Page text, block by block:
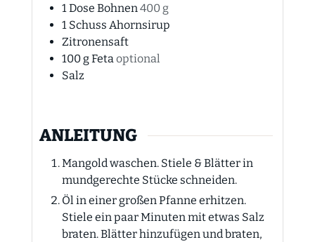
1 Dose Bohnen 400 g
1 Schuss Ahornsirup
Zitronensaft
100gFeta optional
Salz
ANLEITUNG
Mangold waschen. Stiele & Blätter in
mundgerechte Stücke schneiden.
Öl in einer großen Pfanne erhitzen.
Stiele ein paar Minuten mit etwas Salz
braten. Blätter hinzufügen und braten,